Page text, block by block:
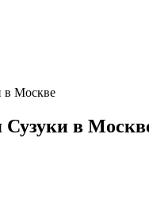
в Москве
Сузуки в